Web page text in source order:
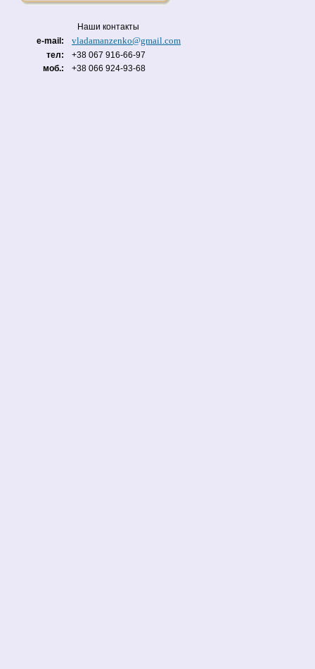
Наши контакты
e-mail:
vladamanzenko@gmail.com
тел:
+38 067 916-66-97
моб.:
+38 066 924-93-68